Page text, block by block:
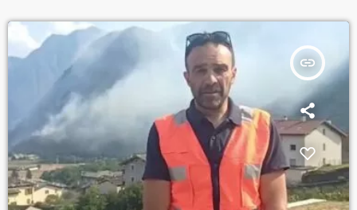
insert_link